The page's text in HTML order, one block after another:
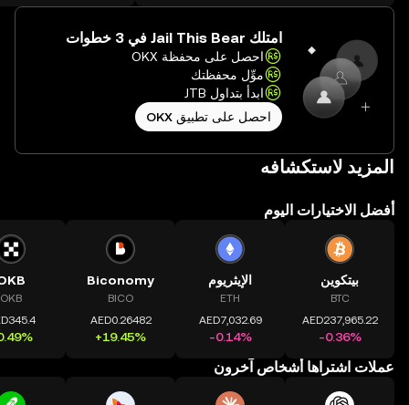
امتلك Jail This Bear في 3 خطوات
احصل على محفظة OKX
موِّل محفظتك
ابدأ بتداول JTB
احصل على تطبيق OKX
المزيد لاستكشافه
أفضل الاختيارات اليوم
بيتكوين
BTC
‏‎‏‎237,965.22‏‏AED‏
‏‎‎-0.36‎%‎‏
الإيثريوم
ETH
‏‎‏‎7,032.69‏‏AED‏
‏‎‎-0.14‎%‎‏
Biconomy
BICO
‏‎‏‎0.26482‏‏AED‏
OKB
‏‎‏‎345.4‏‏AED‏
عملات اشتراها أشخاص آخرون